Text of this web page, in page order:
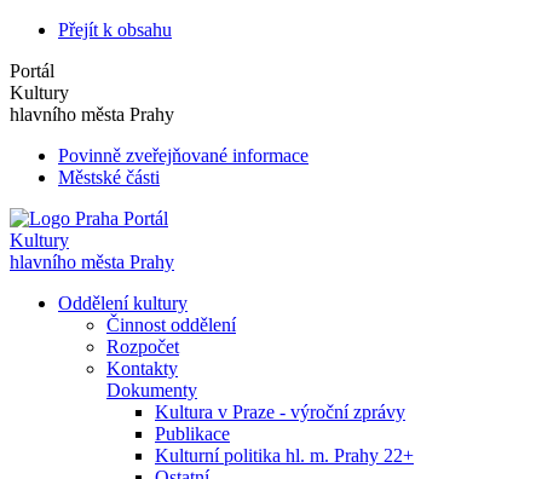
Přejít k obsahu
Portál
Kultury
hlavního města Prahy
Povinně zveřejňované informace
Městské části
Portál
Kultury
hlavního města Prahy
Oddělení kultury
Činnost oddělení
Rozpočet
Kontakty
Dokumenty
Kultura v Praze - výroční zprávy
Publikace
Kulturní politika hl. m. Prahy 22+